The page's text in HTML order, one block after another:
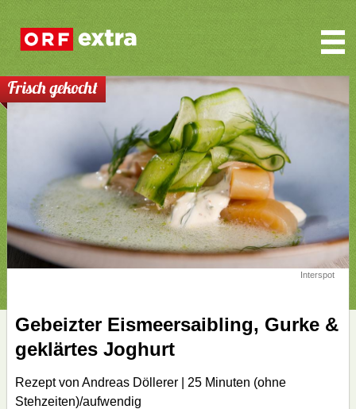
Interspot
Frisch gekocht
Gebeizter Eismeersaibling, Gurke &
geklärtes Joghurt
Rezept von Andreas Döllerer | 25 Minuten (ohne
Stehzeiten)/aufwendig